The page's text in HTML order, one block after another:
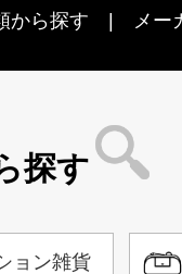
から探す メー
探す
ョン雑貨